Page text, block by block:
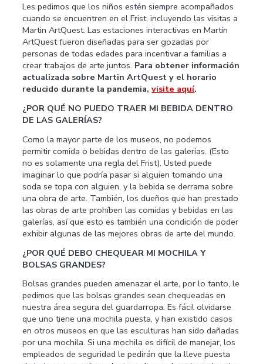
Les pedimos que los niños estén siempre acompañados
cuando se encuentren en el Frist, incluyendo las visitas a
Martin ArtQuest. Las estaciones interactivas en Martín
ArtQuest fueron diseñadas para ser gozadas por
personas de todas edades para incentivar a familias a
crear trabajos de arte juntos. Para obtener información
actualizada sobre Martin ArtQuest y el horario
reducido durante la pandemia,visite aquí.
¿POR QUÉ NO PUEDO TRAER MI BEBIDA DENTRO
DE LAS GALERÍAS?
Como la mayor parte de los museos, no podemos
permitir comida o bebidas dentro de las galerías. (Esto
no es solamente una regla del Frist). Usted puede
imaginar lo que podría pasar si alguien tomando una
soda se topa con alguien, y la bebida se derrama sobre
una obra de arte. También, los dueños que han prestado
las obras de arte prohíben las comidas y bebidas en las
galerías, así que esto es también una condición de poder
exhibir algunas de las mejores obras de arte del mundo.
¿POR QUÉ DEBO CHEQUEAR MI MOCHILA Y
BOLSAS GRANDES?
Bolsas grandes pueden amenazar el arte, por lo tanto, le
pedimos que las bolsas grandes sean chequeadas en
nuestra área segura del guardarropa. Es fácil olvidarse
que uno tiene una mochila puesta, y han existido casos
en otros museos en que las esculturas han sido dañadas
por una mochila. Si una mochila es difícil de manejar, los
empleados de seguridad le pedirán que la lleve puesta